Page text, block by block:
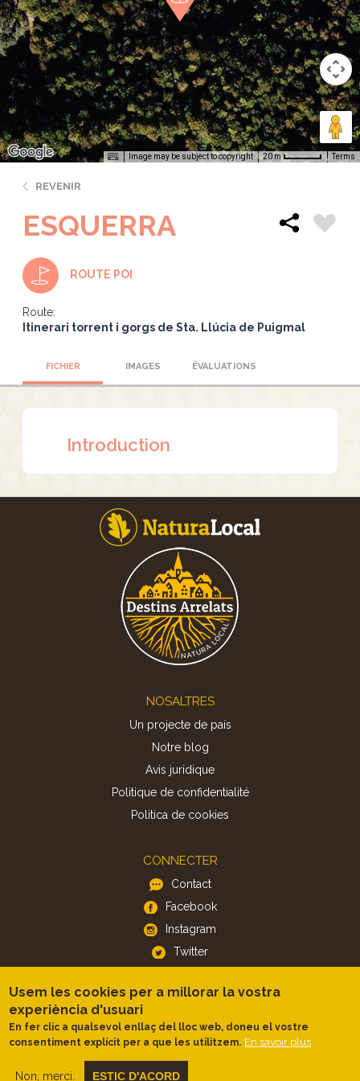
Image may be subject to copyright 20 m Terms
REVENIR
ESQUERRA
ROUTE POI
Route:
Itinerari torrent i gorgs de Sta. Llúcia de Puigmal
FICHIER IMAGES ÉVALUATIONS
Introduction
NOSALTRES
Un projecte de país
Notre blog
Avis juridique
Politique de confidentialité
Politica de cookies
CONNECTER
Contact
Facebook
Instagram
Twitter
APP
iOS
Android
Usem les cookies per a millorar la vostra
experiència d'usuari
En fer clic a qualsevol enllaç del lloc web, doneu el vostre
consentiment explícit per a que les utilitzem. En savoir plus
Non, merci. ESTIC D'ACORD